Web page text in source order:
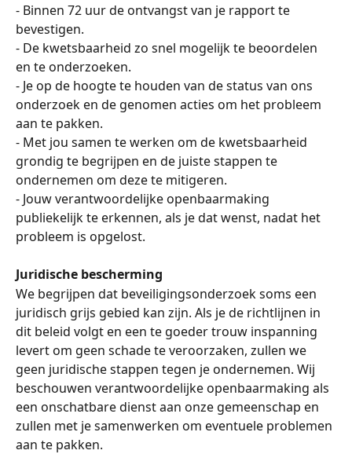
- Binnen 72 uur de ontvangst van je rapport te
bevestigen.
- De kwetsbaarheid zo snel mogelijk te beoordelen
en te onderzoeken.
- Je op de hoogte te houden van de status van ons
onderzoek en de genomen acties om het probleem
aan te pakken.
- Met jou samen te werken om de kwetsbaarheid
grondig te begrijpen en de juiste stappen te
ondernemen om deze te mitigeren.
- Jouw verantwoordelijke openbaarmaking
publiekelijk te erkennen, als je dat wenst, nadat het
probleem is opgelost.
Juridische bescherming
We begrijpen dat beveiligingsonderzoek soms een
juridisch grijs gebied kan zijn. Als je de richtlijnen in
dit beleid volgt en een te goeder trouw inspanning
levert om geen schade te veroorzaken, zullen we
geen juridische stappen tegen je ondernemen. Wij
beschouwen verantwoordelijke openbaarmaking als
een onschatbare dienst aan onze gemeenschap en
zullen met je samenwerken om eventuele problemen
aan te pakken.